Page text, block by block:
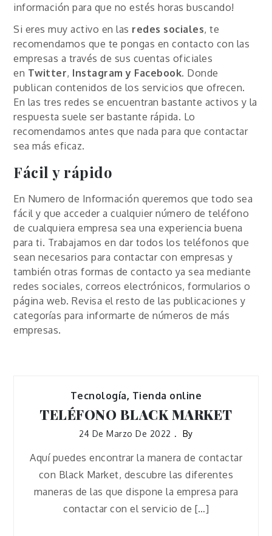
información para que no estés horas buscando!
Si eres muy activo en las redes sociales, te
recomendamos que te pongas en contacto con las
empresas a través de sus cuentas oficiales
en Twitter, Instagram y Facebook. Donde
publican contenidos de los servicios que ofrecen.
En las tres redes se encuentran bastante activos y la
respuesta suele ser bastante rápida. Lo
recomendamos antes que nada para que contactar
sea más eficaz.
Fácil y rápido
En Numero de Información queremos que todo sea
fácil y que acceder a cualquier número de teléfono
de cualquiera empresa sea una experiencia buena
para ti. Trabajamos en dar todos los teléfonos que
sean necesarios para contactar con empresas y
también otras formas de contacto ya sea mediante
redes sociales, correos electrónicos, formularios o
página web. Revisa el resto de las publicaciones y
categorías para informarte de números de más
empresas.
Tecnología, Tienda online
TELÉFONO BLACK MARKET
24 De Marzo De 2022 By
Aquí puedes encontrar la manera de contactar
con Black Market, descubre las diferentes
maneras de las que dispone la empresa para
contactar con el servicio de […]